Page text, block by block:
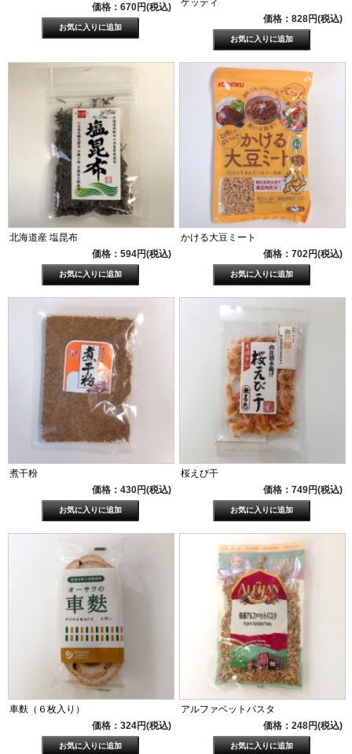
価格：670円(税込)
価格：828円(税込)
北海道産 塩昆布
価格：594円(税込)
かける大豆ミート
価格：702円(税込)
煮干粉
価格：430円(税込)
桜えび干
価格：749円(税込)
車麩（６枚入り）
価格：324円(税込)
アルファベットパスタ
価格：248円(税込)